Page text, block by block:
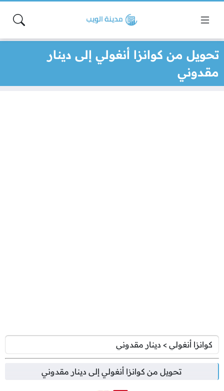
تحويل من كوانزا أنغولي إلى دينار
مقدوني
تحويل من كوانزا أنغولي إلى دينار مقدوني